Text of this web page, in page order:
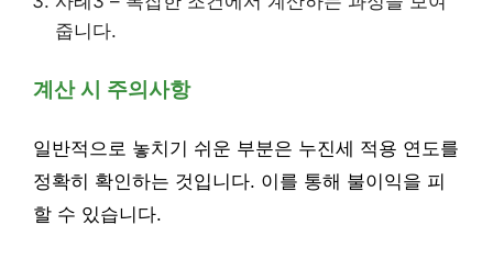
줍니다.
계산 시 주의사항
일반적으로 놓치기 쉬운 부분은 누진세 적용 연도를
정확히 확인하는 것입니다. 이를 통해 불이익을 피
할 수 있습니다.